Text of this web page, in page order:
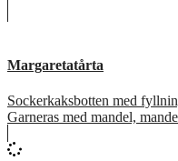
Margaretatårta
Sockerkaksbotten med
Garneras med mandel,